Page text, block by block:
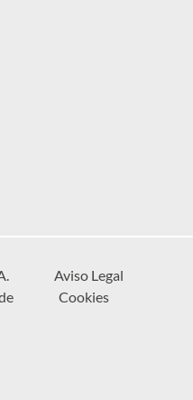
Aviso Legal
Cookies